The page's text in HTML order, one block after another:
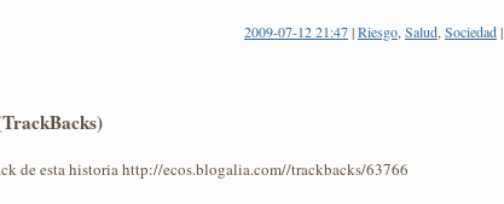
2009-07-12 21:47|Riesgo Salud Sociedad|
de esta historia http://ecos.blogalia.com//trackbacks/63766